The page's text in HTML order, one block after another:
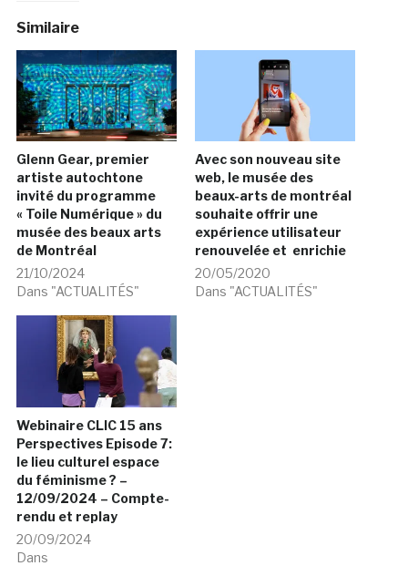
Similaire
Glenn Gear, premier
artiste autochtone
invité du programme
« Toile Numérique » du
musée des beaux arts
de Montréal
21/10/2024
Dans "ACTUALITÉS"
Avec son nouveau site
web, le musée des
beaux-arts de montréal
souhaite offrir une
expérience utilisateur
renouvelée et enrichie
20/05/2020
Dans "ACTUALITÉS"
Webinaire CLIC 15 ans
Perspectives Episode 7:
le lieu culturel espace
du féminisme ? –
12/09/2024 – Compte-
rendu et replay
20/09/2024
Dans